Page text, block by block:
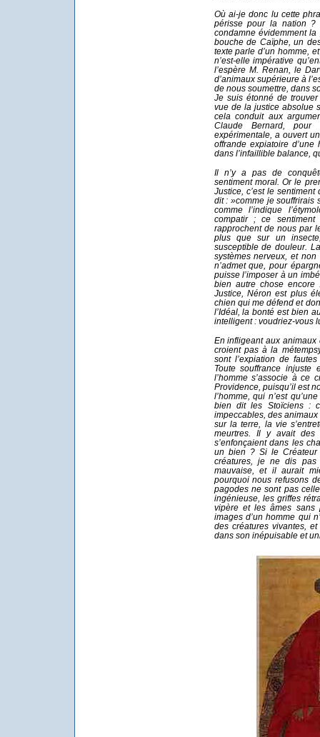
Où ai-je donc lu cette
périsse pour la nation ?
condamne évidemment
bouche de Caïphe, un
texte parle d’un homme,
n’est-elle impérative
l’espère M. Renan, le
d’animaux supérieure à
de nous soumettre, dans
Je suis étonné de
vue de la justice absolue
cela conduit aux
Claude Bernard,
expérimentale, a ouvert
offrande expiatoire
dans l’infaillible balance,
Il n’y a pas de
sentiment moral. Or le
Justice, c’est le
dit : »comme je souffrirais
comme l’indique
compatir ; ce
rapprochent de nous par
plus que sur un
susceptible de douleur.
systèmes nerveux, et
n’admet que, pour
puisse l’imposer à un
bien autre chose encore
Justice, Néron est plus
chien qui me défend et
l’Idéal, la bonté est bien
intelligent : voudriez-vous
En infligeant aux animaux
croient pas à la
sont l’expiation de
Toute souffrance
l’homme s’associe à ce
Providence, puisqu’il est
l’homme, qui n’est
bien dit les Stoïciens :
impeccables, des animaux
sur la terre, la vie
meurtres. Il y avait des
s’enfonçaient dans les
un bien ? Si le Créateur
créatures, je ne dis
mauvaise, et il aurait
pourquoi nous refusons
pagodes ne sont pas
ingénieuse, les griffes
vipère et les âmes sans
images d’un homme qui
des créatures vivantes,
dans son inépuisable et